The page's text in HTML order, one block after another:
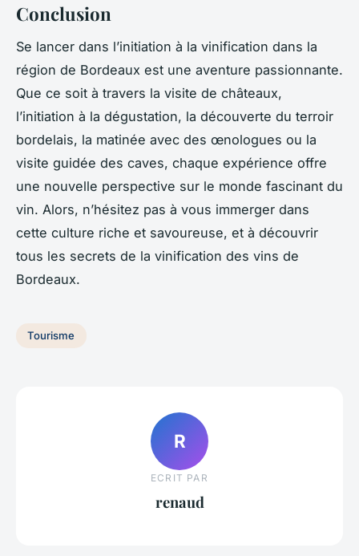
Conclusion
Se lancer dans l’initiation à la vinification dans la
région de Bordeaux est une aventure passionnante.
Que ce soit à travers la visite de châteaux,
l’initiation à la dégustation, la découverte du terroir
bordelais, la matinée avec des œnologues ou la
visite guidée des caves, chaque expérience offre
une nouvelle perspective sur le monde fascinant du
vin. Alors, n’hésitez pas à vous immerger dans
cette culture riche et savoureuse, et à découvrir
tous les secrets de la vinification des vins de
Bordeaux.
Tourisme
R
ECRIT PAR
renaud